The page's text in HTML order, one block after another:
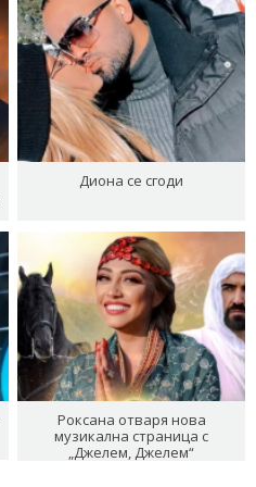
Диона се сгоди
Роксана отваря нова
музикална страница с
„Джелем, Джелем“